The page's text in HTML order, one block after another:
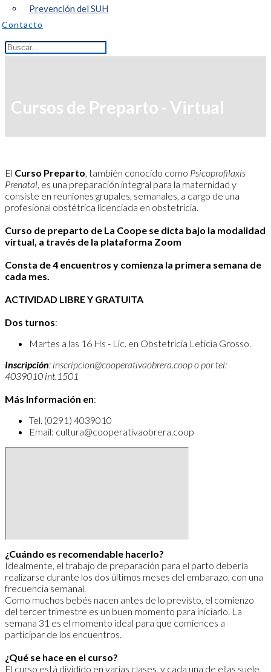
Prevención del SUH
Contacto
Cursos de Preparto - Virtual
El Curso Preparto, también conocido como Psicoprofilaxis
Prenatal, es una preparación integral para la maternidad y
consiste en reuniones grupales, semanales, a cargo de una
profesional obstétrica licenciada en obstetricia.
Curso de preparto de La Coope se dicta bajo la modalidad
virtual, a través de la plataforma Zoom
Consta de 4 encuentros y comienza la primera semana de
cada mes.
ACTIVIDAD LIBRE Y GRATUITA
Dos turnos:
Martes a las 16 Hs - Lic. en Obstetricia Leticia Grosso.
Inscripción: inscripcion@cooperativaobrera.coop o por tel:
4039010 int.1501
Más Información en:
Tel. (0291) 4039010
Email: cultura@cooperativaobrera.coop
¿Cuándo es recomendable hacerlo?
Idealmente, el trabajo de preparación para el parto debería
realizarse durante los dos últimos meses del embarazo, con una
frecuencia semanal.
Como muchos bebés nacen antes de lo previsto, el comienzo
del tercer trimestre es un buen momento para iniciarlo. La
semana 31 es el momento ideal para que comiences a
participar de los encuentros.
¿Qué se hace en el curso?
El curso está dividido en varias clases, y cada una de ellas suele